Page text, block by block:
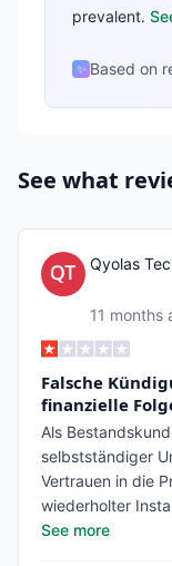
prevalent.
✨ Based on
See what
Qyolas
11 months
Falsche
finanzielle
Als
selbstständiger
Vertrauen in die
wiederholter
See more